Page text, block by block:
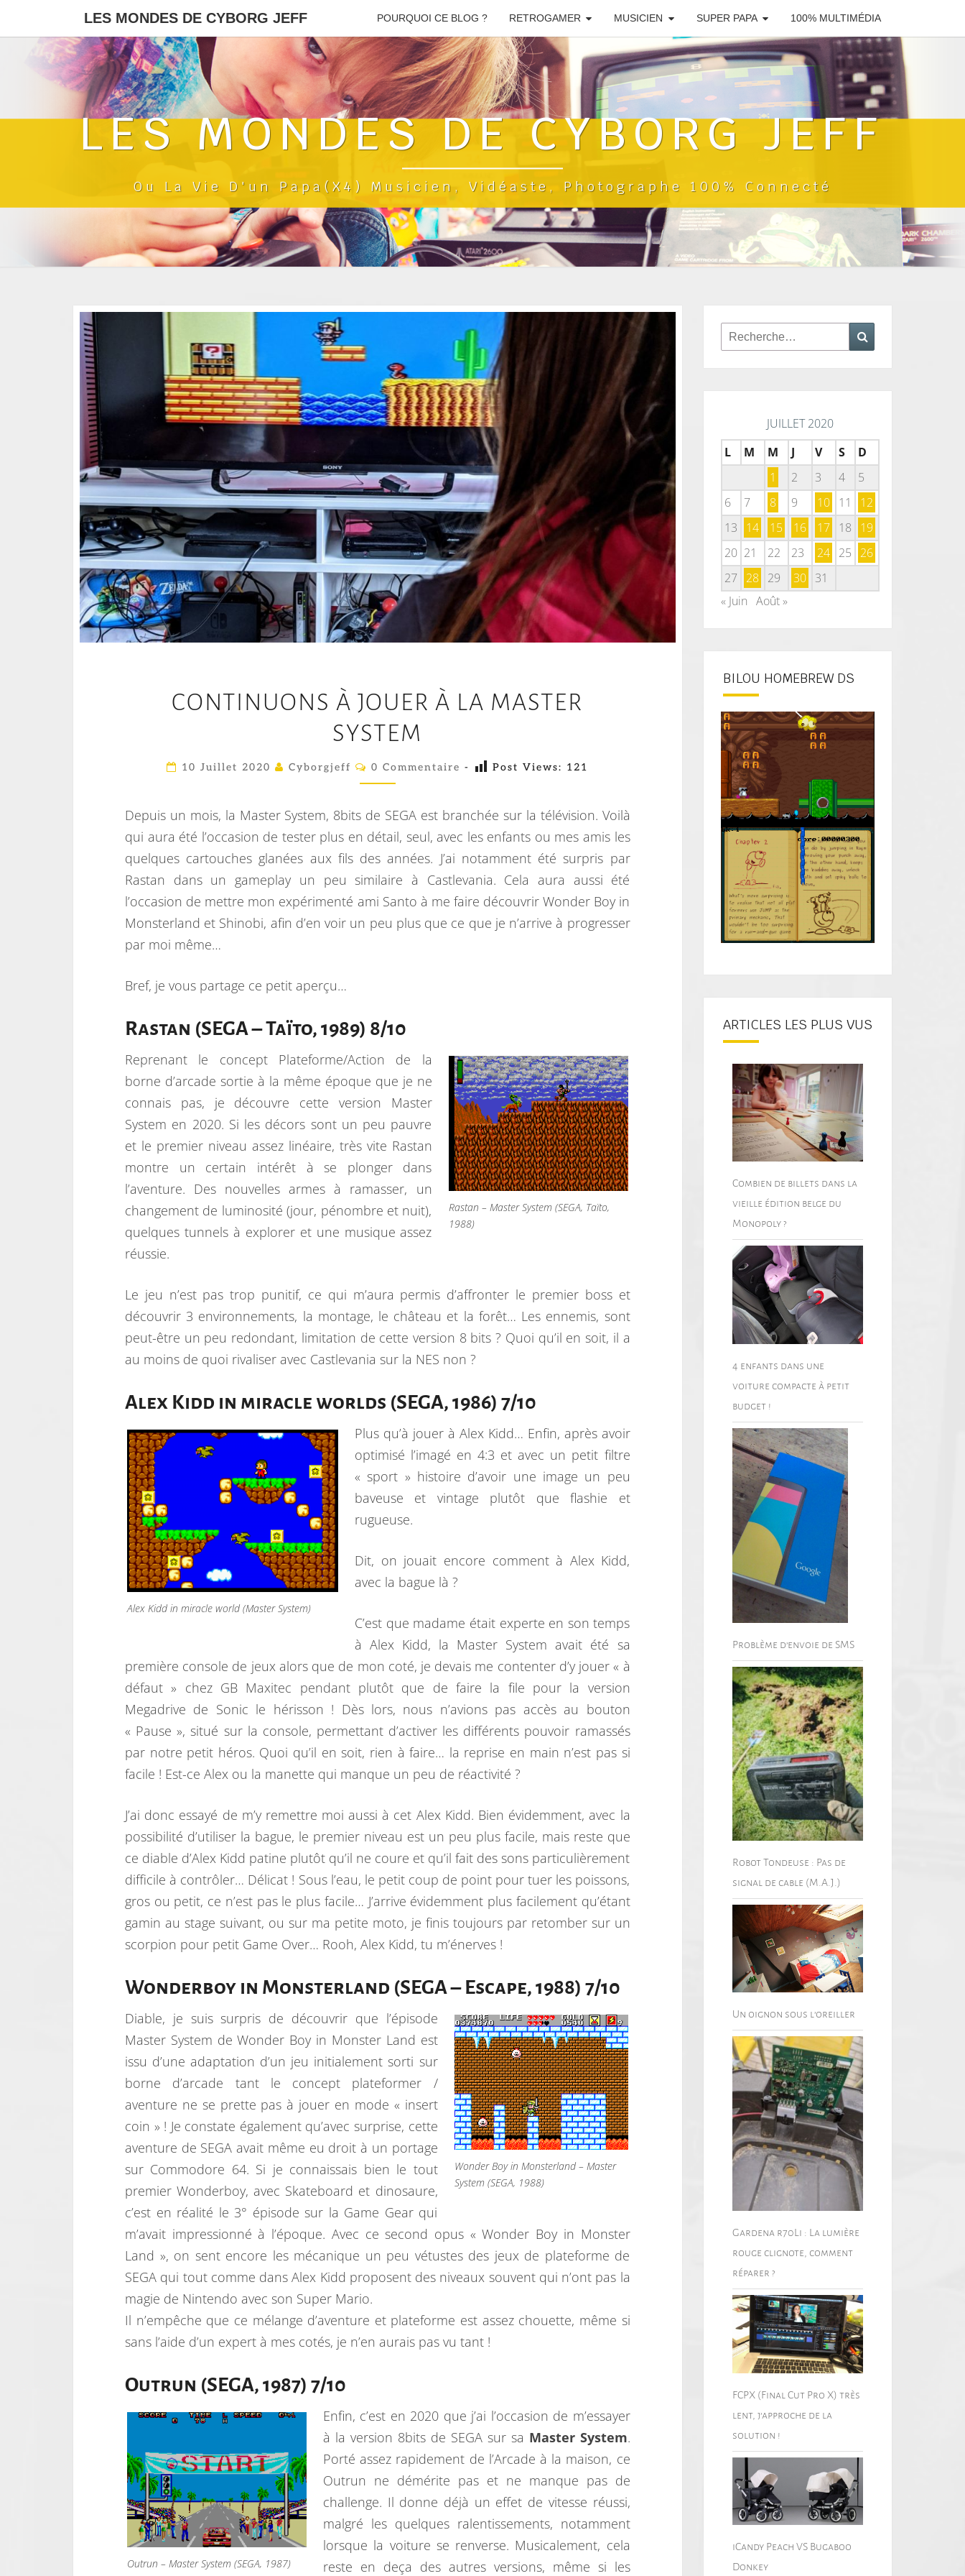
LES MONDES DE CYBORG JEFF POURQUOI CE BLOG ? RETROGAMER MUSICIEN SUPER PAPA 100% MULTIMÉDIA
LES MONDES DE CYBORG JEFF
Ou La Vie D'un Papa(x4) Musicien, Vidéaste, Photographe 100% Connecté
O
N
U
O
N
S
À
J
À
M
E
Y
E
CONTINUONS À JOUER À LA MASTER
SYSTEM
10 Juillet 2020 Cyborgjeff
C
M
E
N
T
A
I
E
0 Commentaire - Post Views: 121
Depuis un mois, la Master System, 8bits de SEGA est branchée sur la télévision. Voilà
qui aura été l’occasion de tester plus en détail, seul, avec les enfants ou mes amis les
quelques cartouches glanées aux fils des années. J’ai notamment été surpris par
Rastan dans un gameplay un peu similaire à Castlevania. Cela aura aussi été
l’occasion de mettre mon expérimenté ami Santo à me faire découvrir Wonder Boy in
Monsterland et Shinobi, afin d’en voir un peu plus que ce que je n’arrive à progresser
par moi même…
Bref, je vous partage ce petit aperçu…
Rastan (SEGA – Taïto, 1989) 8/10
Rastan – Master System (SEGA, Taïto,
1988)
Reprenant le concept Plateforme/Action de la
borne d’arcade sortie à la même époque que je ne
connais pas, je découvre cette version Master
System en 2020. Si les décors sont un peu pauvre
et le premier niveau assez linéaire, très vite Rastan
montre un certain intérêt à se plonger dans
l’aventure. Des nouvelles armes à ramasser, un
changement de luminosité (jour, pénombre et nuit),
quelques tunnels à explorer et une musique assez
réussie.
Le jeu n’est pas trop punitif, ce qui m’aura permis d’affronter le premier boss et
découvrir 3 environnements, la montage, le château et la forêt… Les ennemis, sont
peut-être un peu redondant, limitation de cette version 8 bits ? Quoi qu’il en soit, il a
au moins de quoi rivaliser avec Castlevania sur la NES non ?
Alex Kidd in miracle worlds (SEGA, 1986) 7/10
Alex Kidd in miracle world (Master System)
Plus qu’à jouer à Alex Kidd… Enfin, après avoir
optimisé l’imagé en 4:3 et avec un petit filtre
« sport » histoire d’avoir une image un peu
baveuse et vintage plutôt que flashie et
rugueuse.
Dit, on jouait encore comment à Alex Kidd,
avec la bague là ?
C’est que madame était experte en son temps
à Alex Kidd, la Master System avait été sa
première console de jeux alors que de mon coté, je devais me contenter d’y jouer « à
défaut » chez GB Maxitec pendant plutôt que de faire la file pour la version
Megadrive de Sonic le hérisson ! Dès lors, nous n’avions pas accès au bouton
« Pause », situé sur la console, permettant d’activer les différents pouvoir ramassés
par notre petit héros. Quoi qu’il en soit, rien à faire… la reprise en main n’est pas si
facile ! Est-ce Alex ou la manette qui manque un peu de réactivité ?
J’ai donc essayé de m’y remettre moi aussi à cet Alex Kidd. Bien évidemment, avec la
possibilité d’utiliser la bague, le premier niveau est un peu plus facile, mais reste que
ce diable d’Alex Kidd patine plutôt qu’il ne coure et qu’il fait des sons particulièrement
difficile à contrôler… Délicat ! Sous l’eau, le petit coup de point pour tuer les poissons,
gros ou petit, ce n’est pas le plus facile… J’arrive évidemment plus facilement qu’étant
gamin au stage suivant, ou sur ma petite moto, je finis toujours par retomber sur un
scorpion pour petit Game Over… Rooh, Alex Kidd, tu m’énerves !
Wonderboy in Monsterland (SEGA – Escape, 1988) 7/10
Wonder Boy in Monsterland – Master
System (SEGA, 1988)
Diable, je suis surpris de découvrir que l’épisode
Master System de Wonder Boy in Monster Land est
issu d’une adaptation d’un jeu initialement sorti sur
borne d’arcade tant le concept plateformer /
aventure ne se prette pas à jouer en mode « insert
coin » ! Je constate également qu’avec surprise, cette
aventure de SEGA avait même eu droit à un portage
sur Commodore 64. Si je connaissais bien le tout
premier Wonderboy, avec Skateboard et dinosaure,
c’est en réalité le 3° épisode sur la Game Gear qui
m’avait impressionné à l’époque. Avec ce second opus « Wonder Boy in Monster
Land », on sent encore les mécanique un peu vétustes des jeux de plateforme de
SEGA qui tout comme dans Alex Kidd proposent des niveaux souvent qui n’ont pas la
magie de Nintendo avec son Super Mario.
Il n’empêche que ce mélange d’aventure et plateforme est assez chouette, même si
sans l’aide d’un expert à mes cotés, je n’en aurais pas vu tant !
Outrun (SEGA, 1987) 7/10
Outrun – Master System (SEGA, 1987)
Enfin, c’est en 2020 que j’ai l’occasion de m’essayer
à la version 8bits de SEGA sur sa Master System.
Porté assez rapidement de l’Arcade à la maison, ce
Outrun ne démérite pas et ne manque pas de
challenge. Il donne déjà un effet de vitesse réussi,
malgré les quelques ralentissements, notamment
lorsque la voiture se renverse. Musicalement, cela
reste en deça des autres versions, même si les
Rechercher :
JUILLET 2020
L
M M J V S
D
1
2 3 4
5
6
7 8 9 10 11
12
13
14 15 16 17 18
19
20 21 22 23 24 25
26
27
28 29 30 31
« Juin Août »
BILOU HOMEBREW DS
ARTICLES LES PLUS VUS
Combien de billets dans la
vieille édition belge du
Monopoly ?
4 enfants dans une
voiture compacte à petit
budget !
Problème d’envoie de SMS
Robot Tondeuse : Pas de
signal de cable (M.A.J.)
Un oignon sous l’oreiller
Gardena r70Li : La lumière
rouge clignote, comment
réparer ?
FCPX (Final Cut Pro X) très
lent, j’approche de la
solution !
iCandy Peach VS Bugaboo
Donkey